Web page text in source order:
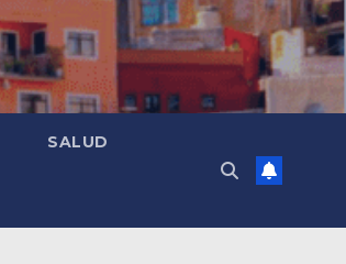
SALUD